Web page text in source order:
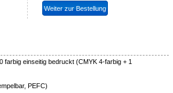
farbig einseitig bedruckt (CMYK 4-farbig + 1
PEFC)